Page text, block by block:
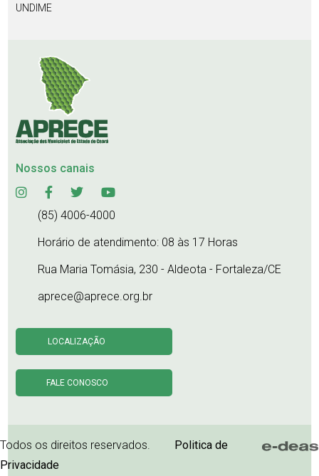
UNDIME
Nossos canais
(85) 4006-4000
Horário de atendimento: 08 às 17 Horas
Rua Maria Tomásia, 230 - Aldeota - Fortaleza/CE
aprece@aprece.org.br
LOCALIZAÇÃO
FALE CONOSCO
Todos os direitos reservados.
Politica de
Privacidade